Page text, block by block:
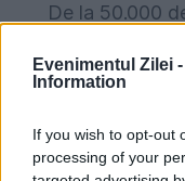
Evenimentul Zilei -
Information
If you wish to opt-out
processing of your
De la 50.000
Povestea